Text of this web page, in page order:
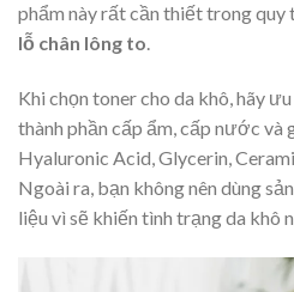
phẩm này rất cần thiết trong quy
lỗ chân lông to.
Khi chọn toner cho da khô, hãy
thành phần cấp ẩm, cấp nước và
Hyaluronic Acid, Glycerin,
Ngoài ra, bạn không nên dùng
liệu vì sẽ khiến tình trạng da khô